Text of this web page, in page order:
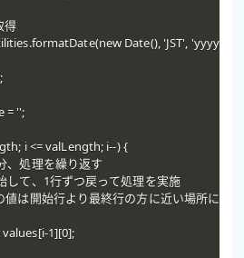
得
Date(), 'JST', 'yyyy/
= '';
i <= valLength; i--) {
、処理を繰り返す
して、1行ずつ戻って処理を実施
値は開始行より最終行の方に近い場所にあ
1][0];